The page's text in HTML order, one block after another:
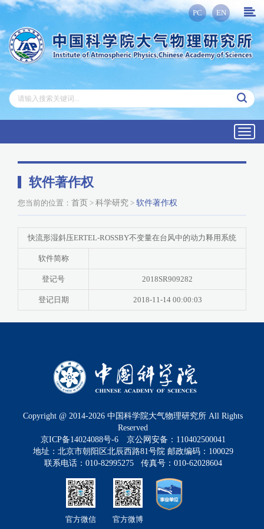
PC EN
软件著作权
您当前的位置： 首页 > 科学研究 > 软件著作权
快流形湿斜压ERTEL-ROSSBY不变量在台风中的动力释用系统
软件简称
登记号 2018SR909282
登记日期 2018-11-14 00:00:03
Copyright @ 2014-2026 中国科学院大气物理研究所 All Rights
Reserved
京ICP备14024088号-6
京公网安备：110402500041
地址：北京市朝阳区北辰西路81号院 邮政编码：100029
联系电话：010-82995275 传真号：010-62028604
官方微信 官方微博